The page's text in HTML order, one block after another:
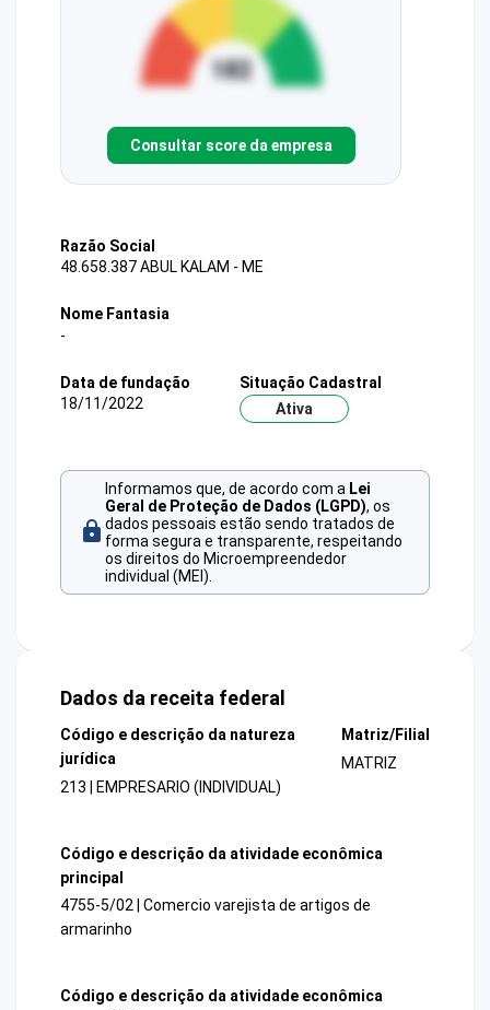
Consultar score da empresa
Razão Social
48.658.387 ABUL KALAM - ME
Nome Fantasia
-
Data de fundação
18/11/2022
Situação Cadastral
Ativa
Informamos que, de acordo com a Lei
Geral de Proteção de Dados (LGPD), os
dados pessoais estão sendo tratados de
forma segura e transparente, respeitando
os direitos do Microempreendedor
individual (MEI).
Dados da receita federal
Código e descrição da natureza
jurídica
213 | EMPRESARIO (INDIVIDUAL)
Matriz/Filial
MATRIZ
Código e descrição da atividade econômica
principal
4755-5/02 | Comercio varejista de artigos de
armarinho
Código e descrição da atividade econômica